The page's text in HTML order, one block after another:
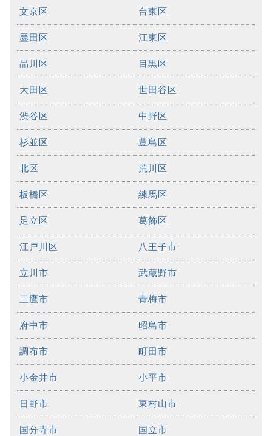
文京区 台東区
墨田区 江東区
品川区 目黒区
大田区 世田谷区
渋谷区 中野区
杉並区 豊島区
北区 荒川区
板橋区 練馬区
足立区 葛飾区
江戸川区 八王子市
立川市 武蔵野市
三鷹市 青梅市
府中市 昭島市
調布市 町田市
小金井市 小平市
日野市 東村山市
国分寺市 国立市